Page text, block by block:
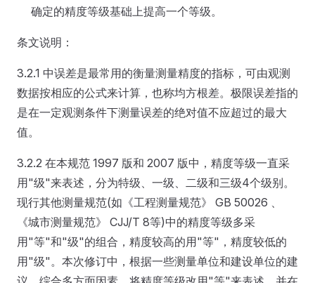
确定的精度等级基础上提高一个等级。
条文说明：
3.2.1 中误差是最常用的衡量测量精度的指标，可由观测
数据按相应的公式来计算，也称均方根差。极限误差指的
是在一定观测条件下测量误差的绝对值不应超过的最大
值。
3.2.2 在本规范 1997 版和 2007 版中，精度等级一直采
用"级"来表述，分为特级、一级、二级和三级4个级别。
现行其他测量规范(如《工程测量规范》 GB 50026 、
《城市测量规范》 CJJ/T 8等)中的精度等级多采
用"等"和"级"的组合，精度较高的用"等"，精度较低的
用"级"。本次修订中，根据一些测量单位和建设单位的建